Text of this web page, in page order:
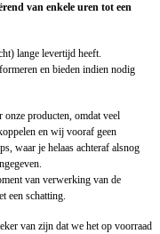
van enkele uren tot een
lange levertijd heeft.
en bieden indien nodig
onze producten, omdat veel
en wij vooraf geen
waar je helaas achteraf alsnog
van verwerking van de
een schatting.
van zijn dat we het op voorraad